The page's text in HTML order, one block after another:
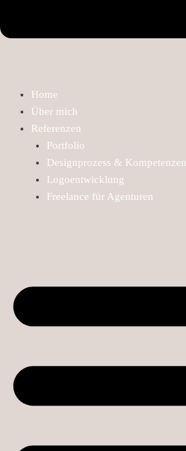
Home
Über mich
Referenzen
Portfolio
Designprozess & Kompetenzen
Logoentwicklung
Freelance für Agenturen